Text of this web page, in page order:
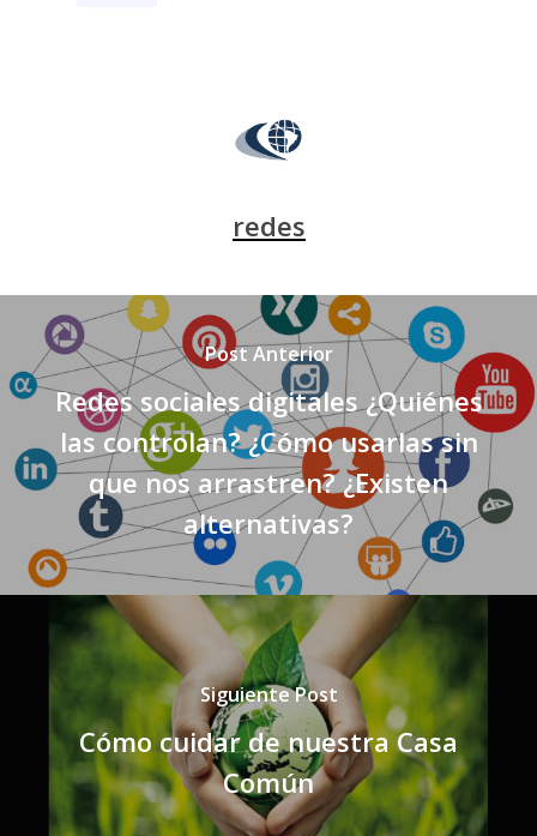
redes
Post Anterior
Redes sociales digitales ¿Quiénes
las controlan? ¿Cómo usarlas sin
que nos arrastren? ¿Existen
alternativas?
Siguiente Post
Cómo cuidar de nuestra Casa
Común